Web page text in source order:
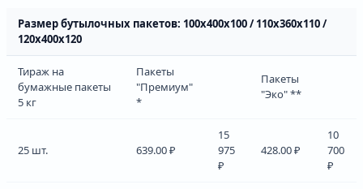
Размер бутылочных пакетов: 100х400х100 / 110х360х110 /
120х400х120
Тираж на
бумажные пакеты
5 кг
Пакеты
"Премиум"
*
Пакеты
"Эко" **
25 шт. 639.00 ₽
15
975
₽
428.00 ₽
10
700
₽